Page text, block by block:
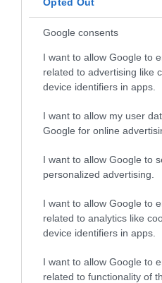
Google consents
I want to allow Google to
related to advertising like
device identifiers in apps.
I want to allow my user
Google for online
I want to allow Google to
personalized advertising.
I want to allow Google to
related to analytics like
device identifiers in apps.
I want to allow Google to
related to functionality of
των ελληνικών
επιχειρήσεων στον
χώρο της άμυνας
31.07.2026
Η πιο ταξιδιάρικη
βαλίτσα του φετινού
καλοκαιριού έχει την
31.07.2026